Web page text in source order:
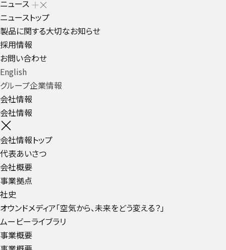
ニュース
ニューストップ
製品に関する大切なお知らせ
採用情報
お問い合わせ
English
グループ企業情報
会社情報
会社情報
会社情報トップ
代表あいさつ
会社概要
事業拠点
社史
オウンドメディア「空気から、未来をどう変える？」
ムービーライブラリ
事業概要